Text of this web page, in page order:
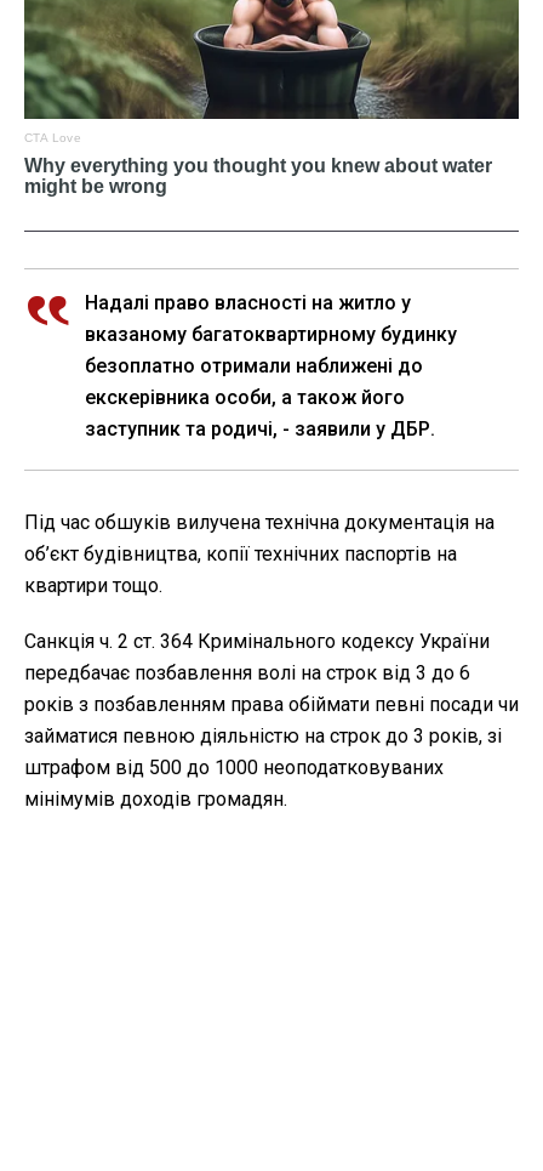
Надалі право власності на житло у
вказаному багатоквартирному будинку
безоплатно отримали наближені до
екскерівника особи, а також його
заступник та родичі, - заявили у ДБР.
Під час обшуків вилучена технічна документація на
об’єкт будівництва, копії технічних паспортів на
квартири тощо.
Санкція ч. 2 ст. 364 Кримінального кодексу України
передбачає позбавлення волі на строк від 3 до 6
років з позбавленням права обіймати певні посади чи
займатися певною діяльністю на строк до 3 років, зі
штрафом від 500 до 1000 неоподатковуваних
мінімумів доходів громадян.